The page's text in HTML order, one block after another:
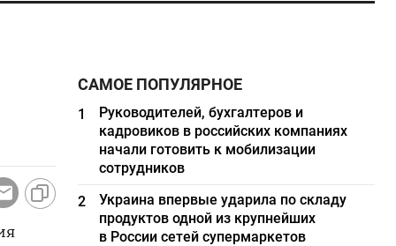
САМОЕ ПОПУЛЯРНОЕ
1
Руководителей, бухгалтеров и
кадровиков в российских компаниях
начали готовить к мобилизации
сотрудников
2
Украина впервые ударила по складу
продуктов одной из крупнейших
в России сетей супермаркетов